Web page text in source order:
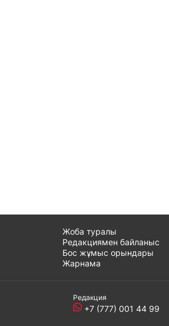
Жоба туралы
Редакциямен байланыс
Бос жұмыс орындары
Жарнама
Редакция
+7 (777) 001 44 99